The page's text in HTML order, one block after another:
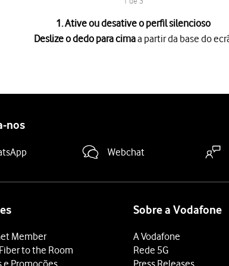
1. Ative ou desative o perfil silencioso
Deslize o dedo para cimaa partir da base do
nos
Webchat
Member
to the Room
e Promoções
Sobre a Vodafone
A Vodafone
Rede 5G
Press Releases